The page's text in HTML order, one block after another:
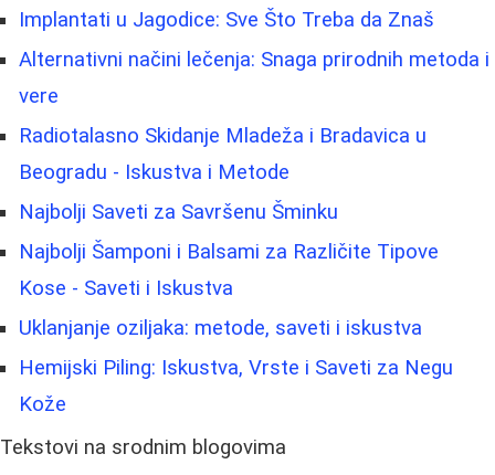
Implantati u Jagodice: Sve Što Treba da Znaš
Alternativni načini lečenja: Snaga prirodnih metoda i
vere
Radiotalasno Skidanje Mladeža i Bradavica u
Beogradu - Iskustva i Metode
Najbolji Saveti za Savršenu Šminku
Najbolji Šamponi i Balsami za Različite Tipove
Kose - Saveti i Iskustva
Uklanjanje oziljaka: metode, saveti i iskustva
Hemijski Piling: Iskustva, Vrste i Saveti za Negu
Kože
Tekstovi na srodnim blogovima